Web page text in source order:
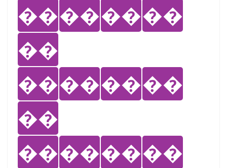
��������
��
��������
��
��������